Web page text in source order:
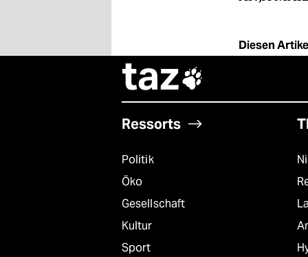
Diesen
taz
Ressorts
Politik
Öko
Gesellschaft
Kultur
Sport